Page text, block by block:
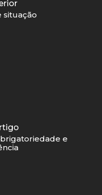
situação
e